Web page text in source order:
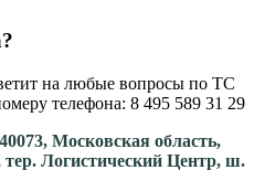
на любые вопросы по ТС
телефона: 8 495 589 31 29
Московская область,
Логистический Центр, ш.